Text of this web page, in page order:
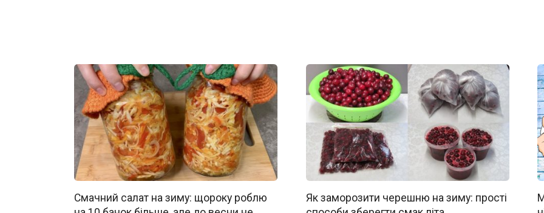
Смачний салат на зиму: щороку роблю
Як заморозити черешню на зиму: прості